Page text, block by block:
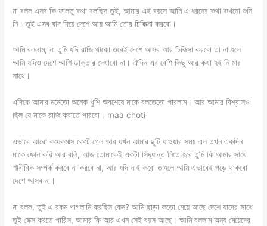
মা বলল এসব কি ফালতু কথা বলছিস তুই, আমার এই বয়সে আমি এ ধরনের কথা কখনো শুনি
নি। তুই এসব বাদ দিয়ে দেশে আয় আমি তোর চিকিত্সা করবো।
আমি বললাম, না তুমি যদি রাজি থাকো তবেই দেশে আসব আর চিকিত্সা করবো তা না হলে
আমি যদিও দেশে আশি ডাক্তার দেখাবো না। ঐদিন এর বেশি কিছু আর কথা হই নি মার
সাথে।
এদিকে আমার মনেতো অনেক খুশি অবশেষে মাকে বলতেতো পারলাম। আর আমার বিশ্বাসও
ছিল যে মাকে রাজি করাতে পারবো। maa choti
এভাবে আরো কযেকমাস কেটে গেল আর যখন আমার ছুটি যাওয়ার সময় এল তখন একদিন
মাকে ফোন করি আর বলি, আজ তোমাকেই একটা সিদ্ধান্ত নিতে হবে তুমি কি আমার সাথে
শারীরিক সম্পর্ক করবে না করবে না, আর যদি নাই করো তাহলে আমি এভাবেই পড়ে থাকবো
দেশে আসব না।
মা বলল, তুই এ রকম পাগলামি করছিস কেন? আমি ছাড়া কতো মেয়ে আছে দেশে যাদের সাথে
তুই সেক্স করতে পারিস, আমার কি আর এখন সেই বয়স আছে। আমি বললাম অন্য মেয়েদের